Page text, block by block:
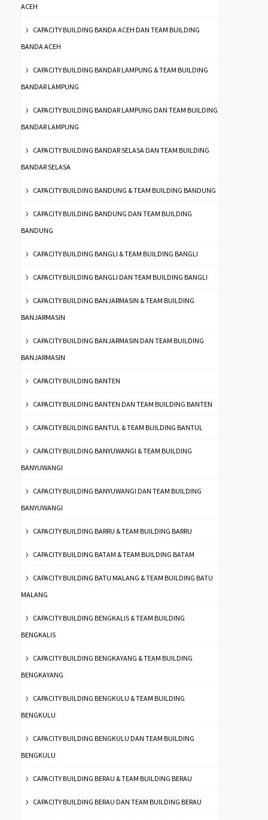
ACEH
CAPACITY BUILDING BANDA ACEH DAN TEAM BUILDING
BANDA ACEH
CAPACITY BUILDING BANDAR LAMPUNG & TEAM BUILDING
BANDAR LAMPUNG
CAPACITY BUILDING BANDAR LAMPUNG DAN TEAM BUILDING
BANDAR LAMPUNG
CAPACITY BUILDING BANDAR SELASA DAN TEAM BUILDING
BANDAR SELASA
CAPACITY BUILDING BANDUNG & TEAM BUILDING BANDUNG
CAPACITY BUILDING BANDUNG DAN TEAM BUILDING
BANDUNG
CAPACITY BUILDING BANGLI & TEAM BUILDING BANGLI
CAPACITY BUILDING BANGLI DAN TEAM BUILDING BANGLI
CAPACITY BUILDING BANJARMASIN & TEAM BUILDING
BANJARMASIN
CAPACITY BUILDING BANJARMASIN DAN TEAM BUILDING
BANJARMASIN
CAPACITY BUILDING BANTEN
CAPACITY BUILDING BANTEN DAN TEAM BUILDING BANTEN
CAPACITY BUILDING BANTUL & TEAM BUILDING BANTUL
CAPACITY BUILDING BANYUWANGI & TEAM BUILDING
BANYUWANGI
CAPACITY BUILDING BANYUWANGI DAN TEAM BUILDING
BANYUWANGI
CAPACITY BUILDING BARRU & TEAM BUILDING BARRU
CAPACITY BUILDING BATAM & TEAM BUILDING BATAM
CAPACITY BUILDING BATU MALANG & TEAM BUILDING BATU
MALANG
CAPACITY BUILDING BENGKALIS & TEAM BUILDING
BENGKALIS
CAPACITY BUILDING BENGKAYANG & TEAM BUILDING
BENGKAYANG
CAPACITY BUILDING BENGKULU & TEAM BUILDING
BENGKULU
CAPACITY BUILDING BENGKULU DAN TEAM BUILDING
BENGKULU
CAPACITY BUILDING BERAU & TEAM BUILDING BERAU
CAPACITY BUILDING BERAU DAN TEAM BUILDING BERAU